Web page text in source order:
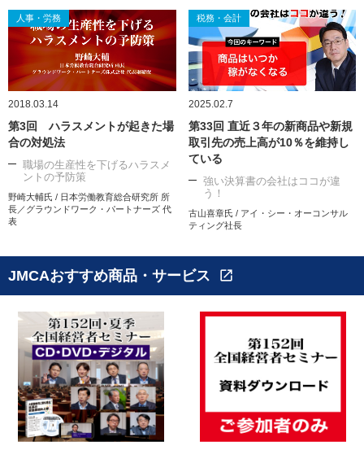
人事・労務
2018.03.14
第3回 ハラスメントが起きた場
合の対処法
職場の生産性を下げるハラスメ
ントの予防策
野崎大輔氏 / 日本労働教育総合研究所 所
長／グラウンドワーク・パートナーズ 代
表
税務・会計
2025.02.7
第33回 直近３年の新商品や新規
取引先の売上高が10％を維持し
ている
強い決算書の会社はココが違
う！
古山喜章氏 / アイ・シー・オーコンサル
ティング社長
JMCAおすすめ商品・サービス open_in_new